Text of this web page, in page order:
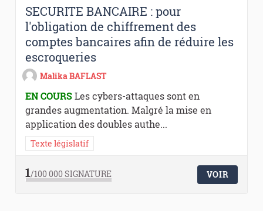
SECURITE BANCAIRE : pour
l'obligation de chiffrement des
comptes bancaires afin de réduire les
escroqueries
Malika BAFLAST
EN COURSLes cybers-attaques sont en
grandes augmentation. Malgré la mise en
application des doubles authe...
Texte législatif
1/100 000SIGNATURE VOIR